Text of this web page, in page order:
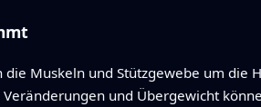
Muskeln und Stützgewebe um
und Übergewicht